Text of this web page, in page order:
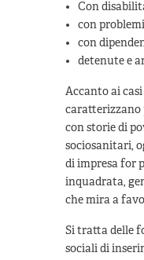
Con
con
con
detenute e
Accanto ai
caratterizzano
con storie di
sociosanitari,
di impresa for
inquadrata,
che mira a
Si tratta delle
sociali di